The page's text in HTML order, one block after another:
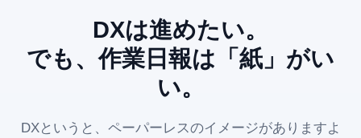
DXは進めたい。
でも、作業日報は「紙」がい
い。
DXというと、ペーパーレスのイメージがありますよ